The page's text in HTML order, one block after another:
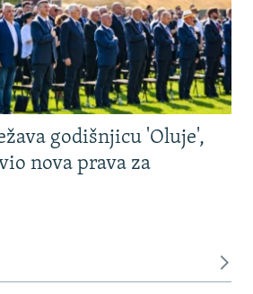
godišnjicu 'Oluje',
nova prava za